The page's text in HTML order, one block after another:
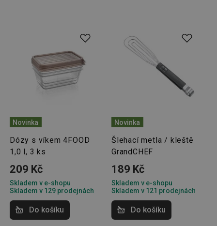
Novinka
Dózy s víkem 4FOOD
1,0 l, 3 ks
209 Kč
Skladem v e-shopu
Skladem v 129 prodejnách
Do košíku
Novinka
Šlehací metla / kleště
GrandCHEF
189 Kč
Skladem v e-shopu
Skladem v 121 prodejnách
Do košíku